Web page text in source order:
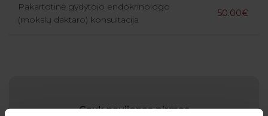
Pakartotinė gydytojo endokrinologo
(mokslų daktaro) konsultacija
50.00€
Gauk naujienas pirmas